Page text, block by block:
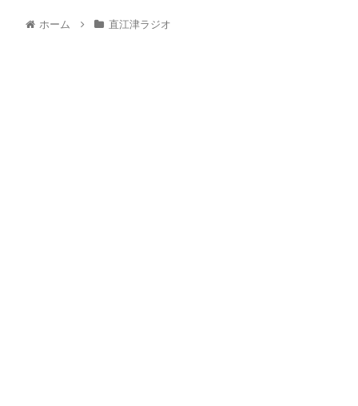
ホーム 直江津ラジオ